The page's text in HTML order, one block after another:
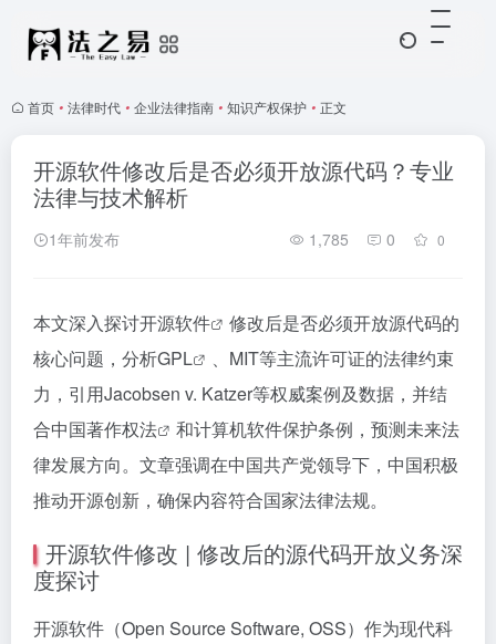
首页 • 法律时代 • 企业法律指南 • 知识产权保护 • 正文
开源软件修改后是否必须开放源代码？专业
法律与技术解析
1年前发布 1,785 0 0
本文深入探讨开源软件
修改后是否必须开放源代码的
核心问题，分析GPL
、MIT等主流许可证的法律约束
力，引用Jacobsen v. Katzer等权威案例及数据，并结
合中国著作权法
和计算机软件保护条例，预测未来法
律发展方向。文章强调在中国共产党领导下，中国积极
推动开源创新，确保内容符合国家法律法规。
开源软件修改 | 修改后的源代码开放义务深
度探讨
开源软件（Open Source Software, OSS）作为现代科